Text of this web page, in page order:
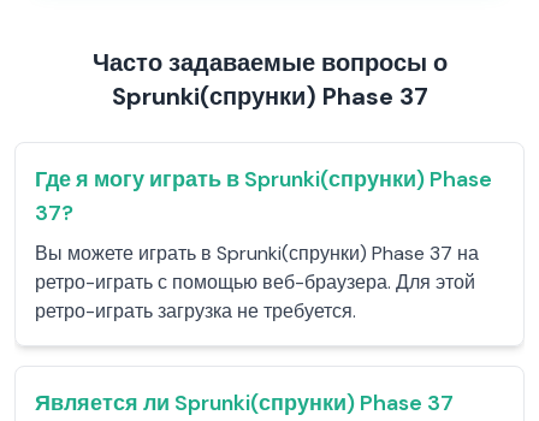
Часто задаваемые вопросы о
Sprunki(спрунки) Phase 37
Где я могу играть в Sprunki(спрунки) Phase
37?
Вы можете играть в Sprunki(спрунки) Phase 37 на
ретро-играть с помощью веб-браузера. Для этой
ретро-играть загрузка не требуется.
Является ли Sprunki(спрунки) Phase 37